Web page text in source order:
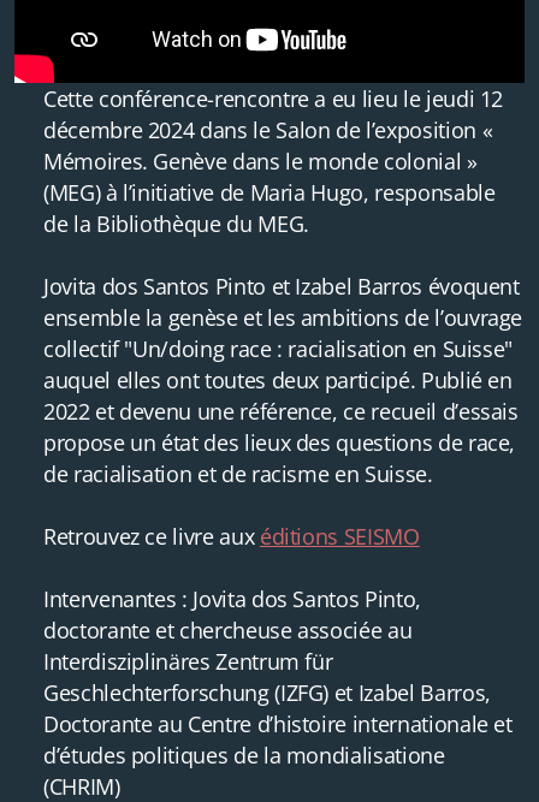
Cette conférence-rencontre a eu lieu le jeudi 12
décembre 2024 dans le Salon de l’exposition «
Mémoires. Genève dans le monde colonial »
(MEG) à l’initiative de Maria Hugo, responsable
de la Bibliothèque du MEG.
Jovita dos Santos Pinto et Izabel Barros évoquent
ensemble la genèse et les ambitions de l’ouvrage
collectif "Un/doing race : racialisation en Suisse"
auquel elles ont toutes deux participé. Publié en
2022 et devenu une référence, ce recueil d’essais
propose un état des lieux des questions de race,
de racialisation et de racisme en Suisse.
Retrouvez ce livre aux éditions SEISMO
Intervenantes : Jovita dos Santos Pinto,
doctorante et chercheuse associée au
Interdisziplinäres Zentrum für
Geschlechterforschung (IZFG) et Izabel Barros,
Doctorante au Centre d’histoire internationale et
d’études politiques de la mondialisatione
(CHRIM)